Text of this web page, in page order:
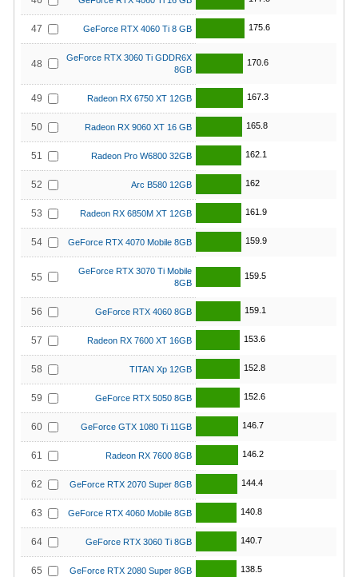
47 GeForce RTX 4060 Ti 8 GB 175.6
48
GeForce RTX 3060 Ti GDDR6X
8GB
170.6
49 Radeon RX 6750 XT 12GB 167.3
50 Radeon RX 9060 XT 16 GB 165.8
51 Radeon Pro W6800 32GB 162.1
52 Arc B580 12GB 162
53 Radeon RX 6850M XT 12GB 161.9
54 GeForce RTX 4070 Mobile 8GB 159.9
55
GeForce RTX 3070 Ti Mobile
8GB
159.5
56 GeForce RTX 4060 8GB 159.1
57 Radeon RX 7600 XT 16GB 153.6
58 TITAN Xp 12GB 152.8
59 GeForce RTX 5050 8GB 152.6
60 GeForce GTX 1080 Ti 11GB 146.7
61 Radeon RX 7600 8GB 146.2
62 GeForce RTX 2070 Super 8GB 144.4
63 GeForce RTX 4060 Mobile 8GB 140.8
64 GeForce RTX 3060 Ti 8GB 140.7
65 GeForce RTX 2080 Super 8GB 138.5